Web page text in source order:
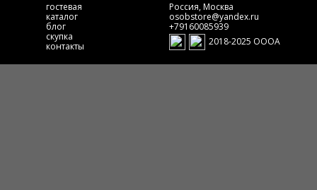
гостевая
каталог
блог
скупка
контакты
Россия, Москва
osobstore@yandex.ru
+79160085939
2018-2025 ОООА